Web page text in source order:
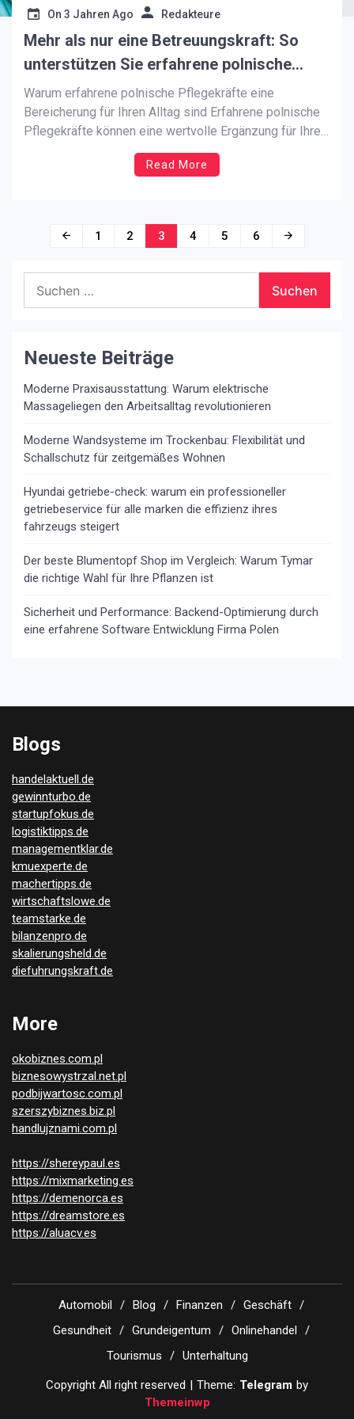
On 3 Jahren Ago Redakteure
Mehr als nur eine Betreuungskraft: So
unterstützen Sie erfahrene polnische
Pflegekräfte in Ihrem Alltag
Warum erfahrene polnische Pflegekräfte eine
Bereicherung für Ihren Alltag sind Erfahrene polnische
Pflegekräfte können eine wertvolle Ergänzung für Ihren
Alltag sein. Sie bringen nicht nur Fachwissen und
Erfahrung mit, sondern auch eine positive Einstellung
Read More
Beitragsnavigation
1 2 3 4 5 6
nach:
Neueste Beiträge
Moderne Praxisausstattung: Warum elektrische
Massageliegen den Arbeitsalltag revolutionieren
Moderne Wandsysteme im Trockenbau: Flexibilität und
Schallschutz für zeitgemäßes Wohnen
Hyundai getriebe-check: warum ein professioneller
getriebeservice für alle marken die effizienz ihres
fahrzeugs steigert
Der beste Blumentopf Shop im Vergleich: Warum Tymar
die richtige Wahl für Ihre Pflanzen ist
Sicherheit und Performance: Backend-Optimierung durch
eine erfahrene Software Entwicklung Firma Polen
Blogs
handelaktuell.de
gewinnturbo.de
startupfokus.de
logistiktipps.de
managementklar.de
kmuexperte.de
machertipps.de
wirtschaftslowe.de
teamstarke.de
bilanzenpro.de
skalierungsheld.de
diefuhrungskraft.de
More
okobiznes.com.pl
biznesowystrzal.net.pl
podbijwartosc.com.pl
szerszybiznes.biz.pl
handlujznami.com.pl
https://shereypaul.es
https://mixmarketing.es
https://demenorca.es
https://dreamstore.es
https://aluacv.es
Automobil Blog Finanzen
Geschäft
Gesundheit
Grundeigentum
Onlinehandel
Tourismus
Unterhaltung
Copyright All right reserved | Theme: Telegram by
Themeinwp